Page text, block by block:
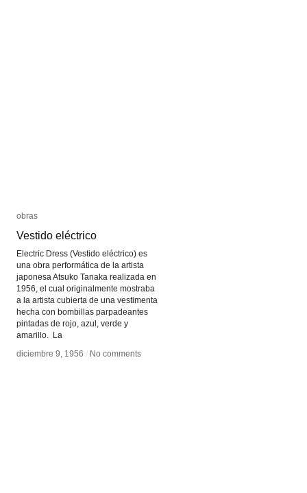
obras
Vestido eléctrico
Electric Dress (Vestido eléctrico) es
una obra performática de la artista
japonesa Atsuko Tanaka realizada en
1956, el cual originalmente mostraba
a la artista cubierta de una vestimenta
hecha con bombillas parpadeantes
pintadas de rojo, azul, verde y
amarillo. La
diciembre 9, 1956 / No comments
obras
Vestido eléctrico
diciembre 9, 1956 / No comments